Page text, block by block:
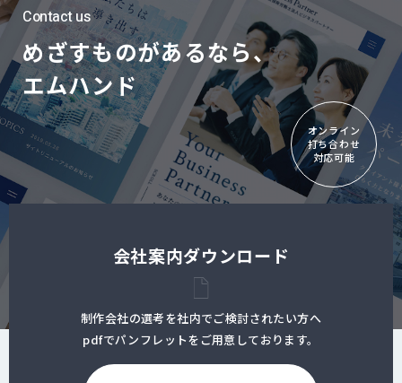
Contact us
めざすものがあるなら、
エムハンド
オンライン
打ち合わせ
対応可能
会社案内ダウンロード
制作会社の選考を社内でご検討されたい方へ
pdfでパンフレットをご用意しております。